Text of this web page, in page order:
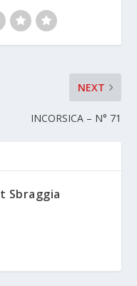
NEXT
INCORSICA – N° 71
Sbraggia